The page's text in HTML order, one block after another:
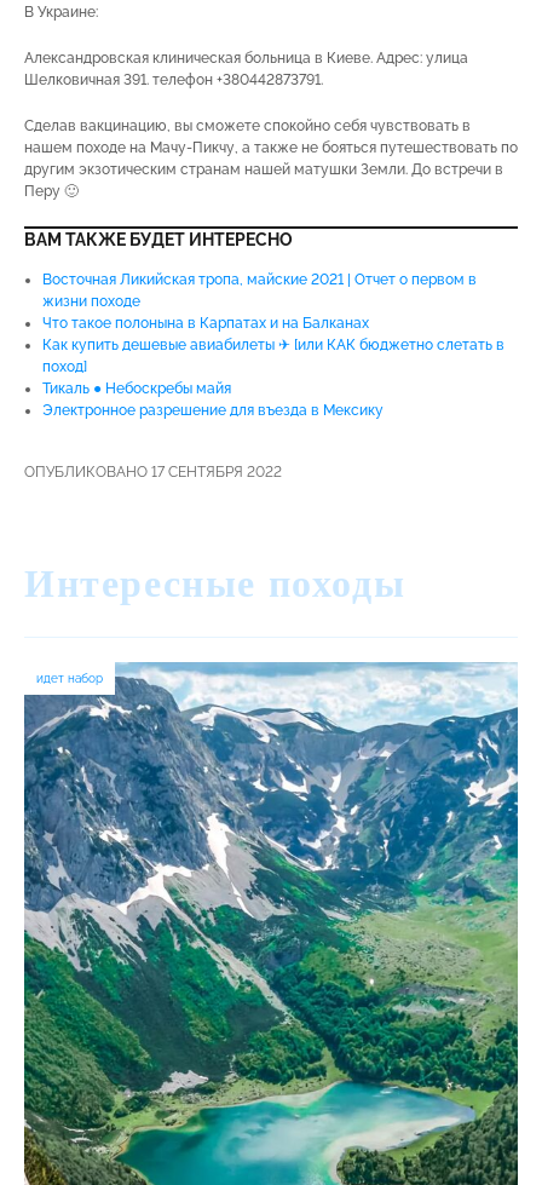
В Украине:
Александровская клиническая больница в Киеве. Адрес: улица
Шелковичная 391. телефон +380442873791.
Сделав вакцинацию, вы сможете спокойно себя чувствовать в
нашем походе на Мачу-Пикчу, а также не бояться путешествовать по
другим экзотическим странам нашей матушки Земли. До встречи в
Перу 🙂
ВАМ ТАКЖЕ БУДЕТ ИНТЕРЕСНО
Восточная Ликийская тропа, майские 2021 | Отчет о первом в
жизни походе
Что такое полонына в Карпатах и на Балканах
Как купить дешевые авиабилеты ✈ [или КАК бюджетно слетать в
поход]
Тикаль ● Небоскребы майя
Электронное разрешение для въезда в Мексику
ОПУБЛИКОВАНО 17 СЕНТЯБРЯ 2022
Интересные походы
идет набор